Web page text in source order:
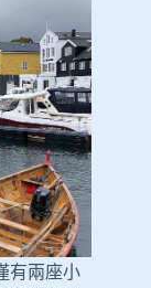
有兩座小